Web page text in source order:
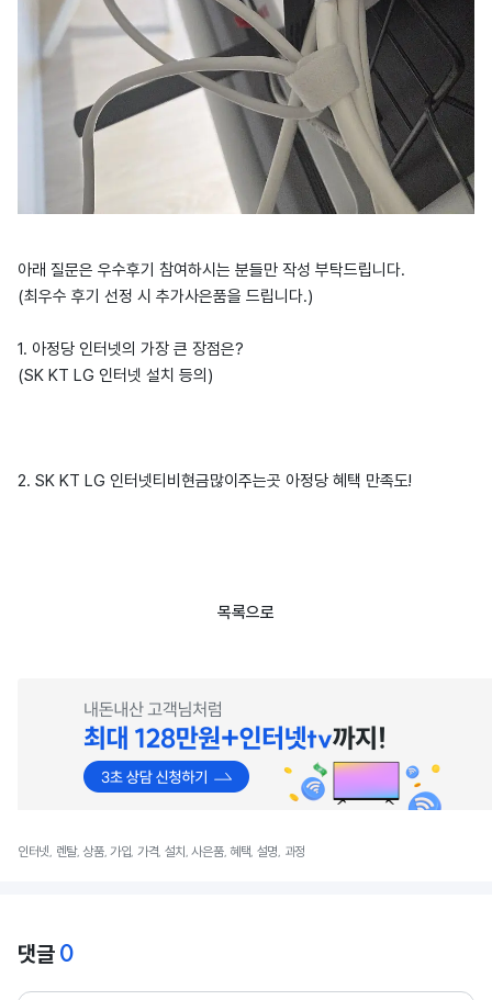
아래 질문은 우수후기 참여하시는 분들만 작성 부탁드립니다.
(최우수 후기 선정 시 추가사은품을 드립니다.)
1. 아정당 인터넷의 가장 큰 장점은?
(SK KT LG 인터넷 설치 등의)
2. SK KT LG 인터넷티비현금많이주는곳 아정당 혜택 만족도!
목록으로
인터넷, 렌탈, 상품, 가입, 가격, 설치, 사은품, 혜택, 설명, 과정
댓글 0